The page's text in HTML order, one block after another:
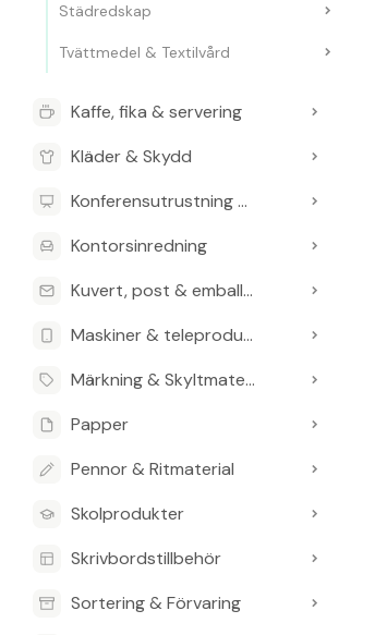
Städredskap
Tvättmedel & Textilvård
Kaffe, fika & servering
Kläder & Skydd
Konferensutrustning & Presentationsutrustning
Kontorsinredning
Kuvert, post & emballage
Maskiner & teleprodukter
Märkning & Skyltmaterial
Papper
Pennor & Ritmaterial
Skolprodukter
Skrivbordstillbehör
Sortering & Förvaring